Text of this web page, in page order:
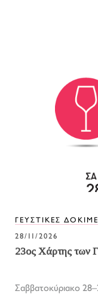
ΓΕΥΣΤΙΚΕΣ
28/11/2026
23ος Χάρτης των
Σαββατοκύριακο